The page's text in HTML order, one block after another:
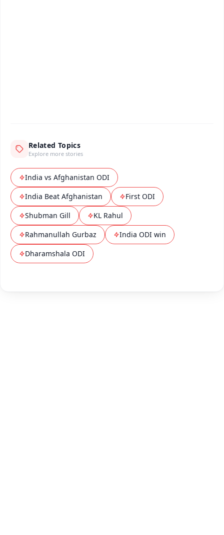
Related Topics
Explore more stories
India vs Afghanistan ODI
India Beat Afghanistan
First ODI
Shubman Gill
KL Rahul
Rahmanullah Gurbaz
India ODI win
Dharamshala ODI